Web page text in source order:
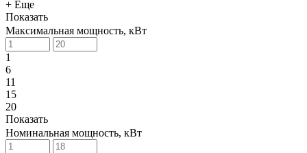
+ Еще
Показать
Максимальная мощность, кВт
1
6
11
15
20
Показать
Номинальная мощность, кВт